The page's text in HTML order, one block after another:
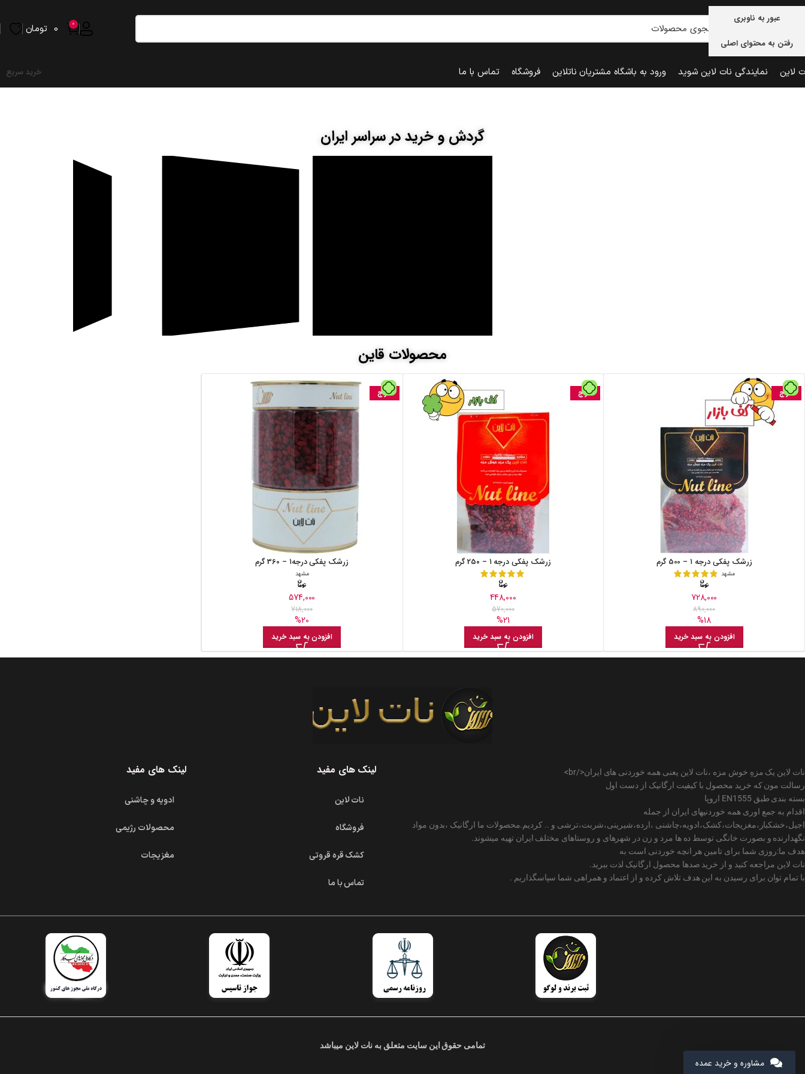
عبور به ناوبری
رفتن به محتوای اصلی
0
0 تومان
لاین نمایندگی نات لاین شوید ورود به باشگاه مشتریان ناتلاین فروشگاه تماس با ما خرید سریع
گردش و خرید در سراسر ایران
محصولات قاین
حراج
زرشک پفکی درجه ۱ – 500 گرم
مشهد
728,000
890,000
%18
افزودن به سبد خرید
حراج
زرشک پفکی درجه ۱ – 25۰ گرم
448,000
570,000
%21
افزودن به سبد خرید
حراج
زرشک پفکی درجه۱ – 360 گرم
مشهد
574,000
718,000
%20
افزودن به سبد خرید
نات لاین یک مزهِ خوش مزه ،نات لاین یعنی همه خوردنی های ایران</br>
رسالت مون که خرید محصول با کیفیت ارگانیک از دست اول
بسته بندی طبق EN1555 اروپا
اقدام به جمع اوری همه خوردنیهای ایران از جمله
اجیل،خشکبار،مغزیجات،کشک،ادویه،چاشنی ،ارده،شیرینی،شربت،ترشی و .. کردیم.محصولات ما ارگانیک ،بدون مواد
نگهدارنده و بصورت خانگی توسط ده ها مرد و زن در شهرهای و روستاهای مختلف ایران تهیه میشوند.
هدف ما:روزی شما برای تامین هر انچه خوردنی است به
نات لاین مراجعه کنید و از خرید صدها محصول ارگانیک لذت ببرید.
با تمام توان برای رسیدن به این هدف تلاش کرده و از اعتماد و همراهی شما سپاسگذاریم .
لینک های مفید
نات لاین
فروشگاه
کشک قره قروتی
تماس با ما
لینک های مفید
ادویه و چاشنی
محصولات رژیمی
مغزیجات
تمامی حقوق این سایت متعلق به نات لاین میباشد
مشاوره و خرید عمده